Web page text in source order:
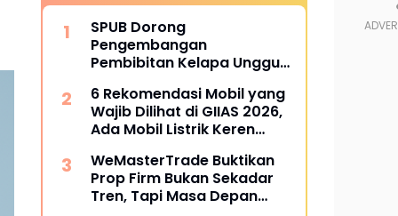
SPUB Dorong
Pengembangan
Pembibitan Kelapa Unggul
6 Rekomendasi Mobil yang
Wajib Dilihat di GIIAS 2026,
Ada Mobil Listrik Keren
WeMasterTrade Buktikan
Prop Firm Bukan Sekadar
Tren, Tapi Masa Depan